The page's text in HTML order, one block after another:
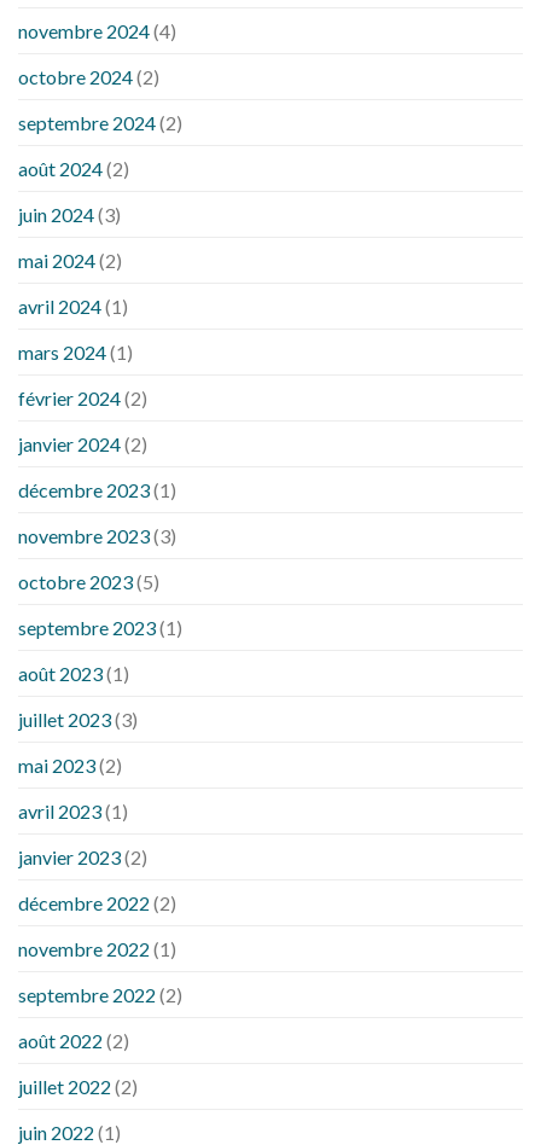
novembre 2024(4)
octobre 2024(2)
septembre 2024(2)
août 2024(2)
juin 2024(3)
mai 2024(2)
avril 2024(1)
mars 2024(1)
février 2024(2)
janvier 2024(2)
décembre 2023(1)
novembre 2023(3)
octobre 2023(5)
septembre 2023(1)
août 2023(1)
juillet 2023(3)
mai 2023(2)
avril 2023(1)
janvier 2023(2)
décembre 2022 (2)
novembre 2022 (1)
septembre 2022 (2)
août 2022 (2)
juillet 2022 (2)
juin 2022 (1)